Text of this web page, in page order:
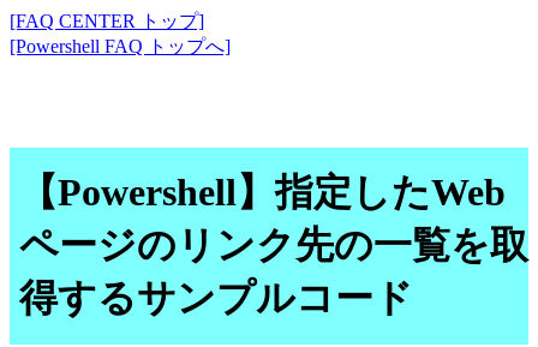
[FAQ CENTER トップ]
[Powershell FAQ トップへ]
【Powershell】指定したWeb
ページのリンク先の一覧を取
得するサンプルコード